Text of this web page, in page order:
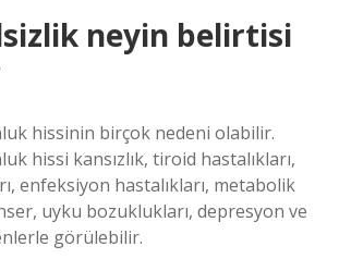
neyin belirtisi
hissinin birçok nedeni olabilir.
hissi kansızlık, tiroid hastalıkları,
enfeksiyon hastalıkları, metabolik
uyku bozuklukları, depresyon ve
görülebilir.